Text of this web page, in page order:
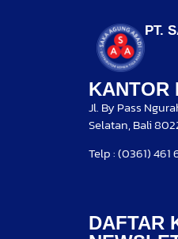
PT.
KANTOR
Jl. By Pass
Selatan, Bali
Telp : (0361)
DAFTAR